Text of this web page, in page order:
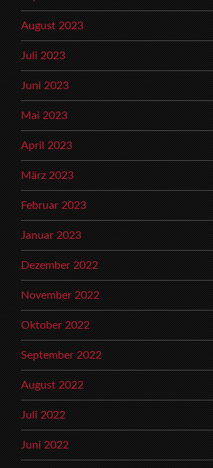
August 2023
Juli 2023
Juni 2023
Mai 2023
April 2023
März 2023
Februar 2023
Januar 2023
Dezember 2022
November 2022
Oktober 2022
September 2022
August 2022
Juli 2022
Juni 2022